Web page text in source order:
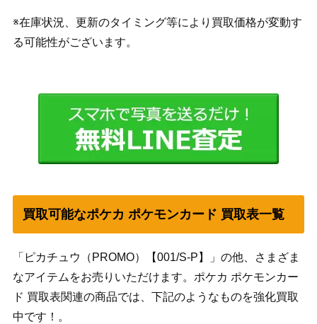
※在庫状況、更新のタイミング等により買取価格が変動す
る可能性がございます。
買取可能なポケカ ポケモンカード 買取表一覧
「ピカチュウ（PROMO）【001/S-P】」の他、さまざま
なアイテムをお売りいただけます。ポケカ ポケモンカー
ド 買取表関連の商品では、下記のようなものを強化買取
中です！。